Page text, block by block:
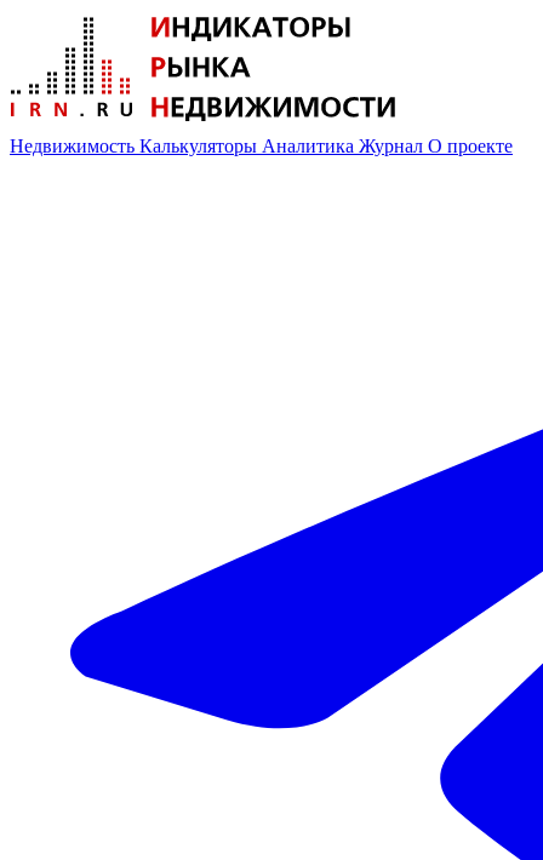
Недвижимость Калькуляторы Аналитика Журнал О проекте